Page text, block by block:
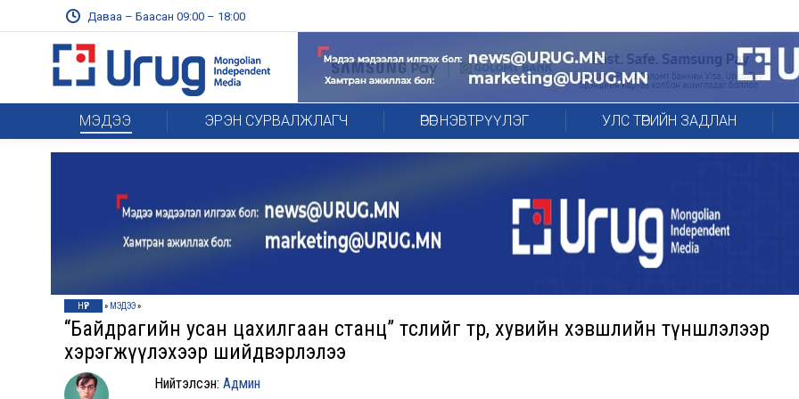
Даваа – Баасан 09:00 – 18:00
МЭДЭЭ ЭРЭН СУРВАЛЖЛАГЧ ӨРӨГ НЭВТРҮҮЛЭГ УЛС ТӨРИЙН ЗАДЛАН
НҮҮР » МЭДЭЭ»
“Байдрагийн усан цахилгаан станц” төслийг төр, хувийн хэвшлийн түншлэлээр
хэрэгжүүлэхээр шийдвэрлэлээ
Нийтэлсэн:Админ